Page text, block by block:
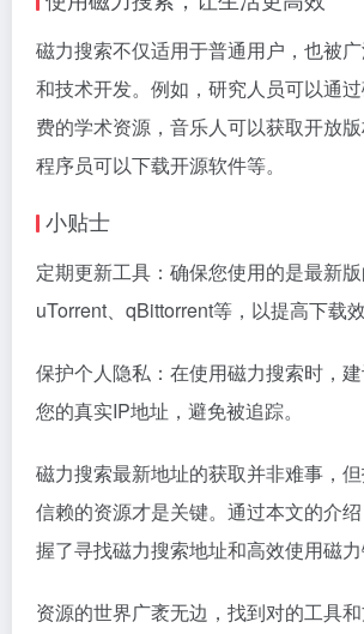
磁力搜索不仅适用于普通用户，也被
和技术开发。例如，研究人员可以通
费的学术资源，音乐人可以获取开放版
程序员可以下载开源软件等。
小贴士
定期更新工具：确保您使用的是最新
uTorrent、qBittorrent等，以提高下载效
保护个人隐私：在使用磁力搜索时，
您的真实IP地址，避免被追踪。
磁力搜索最新地址的获取并非难事，
信赖的资源才是关键。通过本文的介
握了寻找磁力搜索地址和高效使用磁力
资源的世界广袤无边，找到对的工具